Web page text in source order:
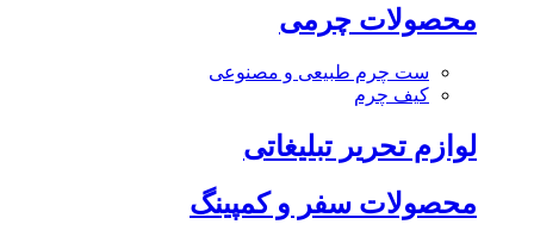
محصولات چرمی
ست چرم طبیعی و مصنوعی
کیف چرم
لوازم تحریر تبلیغاتی
محصولات سفر و کمپینگ